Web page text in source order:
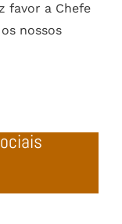
favor a Chefe
nossos